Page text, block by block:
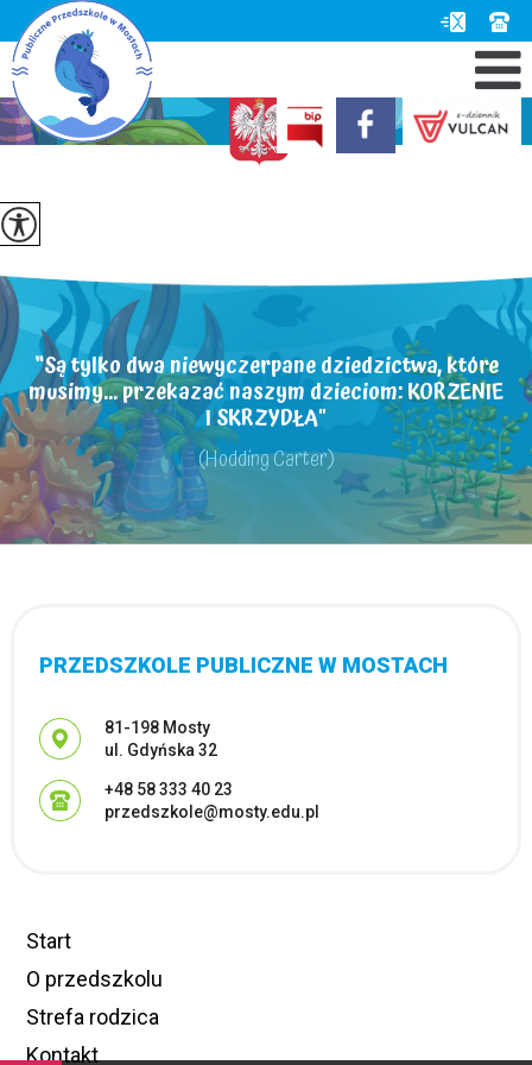
“Są tylko dwa niewyczerpane dziedzictwa, które
musimy... przekazać naszym dzieciom: KORZENIE
I SKRZYDŁA"
(Hodding Carter)
PRZEDSZKOLE PUBLICZNE W MOSTACH
Adres pocztowy:
81-198 Mosty
ul. Gdyńska 32
+48 58 333 40 23
przedszkole@mosty.edu.pl
Start
O przedszkolu
Strefa rodzica
Kontakt